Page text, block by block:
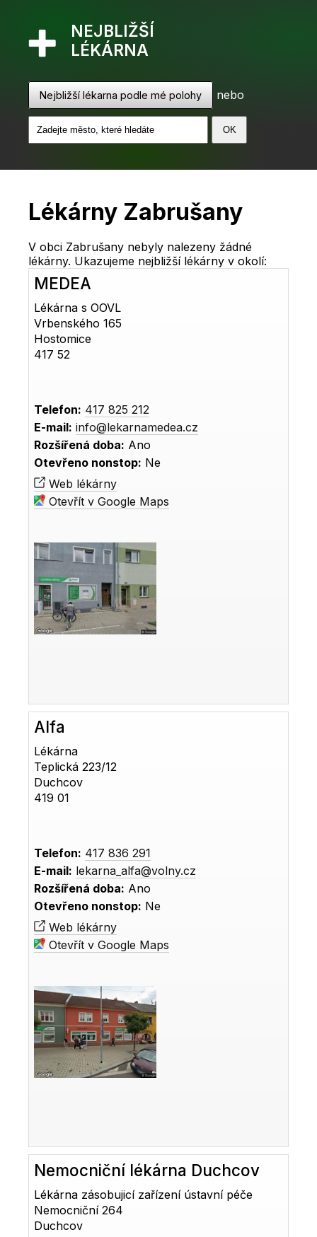
NEJBLIŽŠÍ
LÉKÁRNA
Nejbližší lékarna podle mé polohy nebo
Lékárny Zabrušany
V obci Zabrušany nebyly nalezeny žádné
lékárny. Ukazujeme nejbližší lékárny v okolí:
MEDEA
Lékárna s OOVL
Vrbenského 165
Hostomice
417 52
Telefon: 417 825 212
E-mail: info@lekarnamedea.cz
Rozšířená doba: Ano
Otevřeno nonstop: Ne
Web lékárny
Otevřít v Google Maps
Alfa
Lékárna
Teplická 223/12
Duchcov
419 01
Telefon: 417 836 291
E-mail: lekarna_alfa@volny.cz
Rozšířená doba: Ano
Otevřeno nonstop: Ne
Web lékárny
Otevřít v Google Maps
Nemocniční lékárna Duchcov
Lékárna zásobujicí zařízení ústavní péče
Nemocniční 264
Duchcov